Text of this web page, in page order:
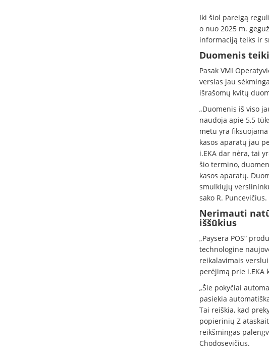
Iki šiol pareigą
o nuo 2025 m.
informaciją teiks ir
Duomenis
Pasak VMI
verslas jau
išrašomų kvitų
„Duomenis iš viso
naudoja apie 5,5
metu yra
kasos aparatų jau
i.EKA dar nėra, tai
šio termino,
kasos aparatų.
smulkiųjų
sako R. Puncevičius.
Nerimauti
iššūkius
„Paysera POS“
technologine
reikalavimais
perėjimą prie i.EKA
„Šie pokyčiai
pasiekia
Tai reiškia, kad
popierinių Z
reikšmingas
Chodosevičius.